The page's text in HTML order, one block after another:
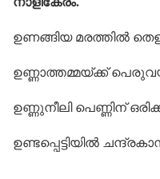
ഉണങ്ങിയ മരത്തില്‍
ഉണ്ണാത്തമ്മയ്ക്ക്
ഉണ്ണുനീലി പെണ്ണിന്
ഉണ്ടപ്പെട്ടിയില്‍